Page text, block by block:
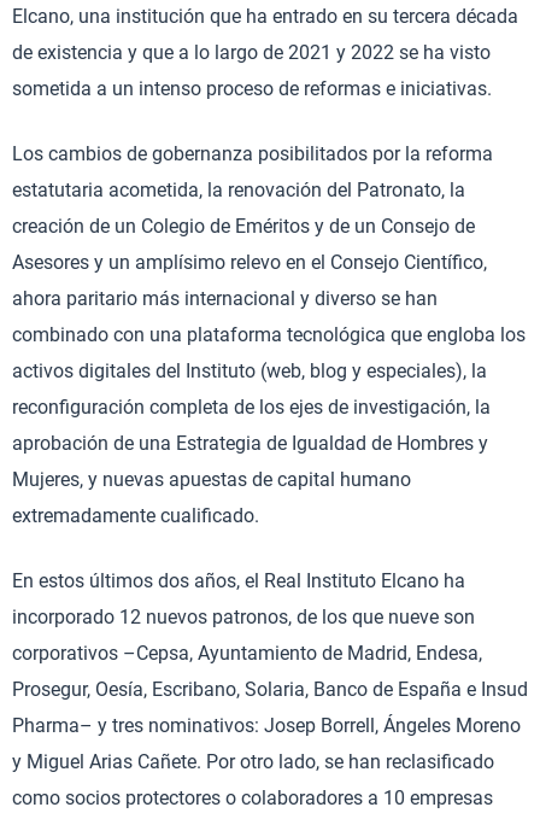
Elcano, una institución que ha entrado en su tercera década
de existencia y que a lo largo de 2021 y 2022 se ha visto
sometida a un intenso proceso de reformas e iniciativas.
Los cambios de gobernanza posibilitados por la reforma
estatutaria acometida, la renovación del Patronato, la
creación de un Colegio de Eméritos y de un Consejo de
Asesores y un amplísimo relevo en el Consejo Científico,
ahora paritario más internacional y diverso se han
combinado con una plataforma tecnológica que engloba los
activos digitales del Instituto (web, blog y especiales), la
reconfiguración completa de los ejes de investigación, la
aprobación de una Estrategia de Igualdad de Hombres y
Mujeres, y nuevas apuestas de capital humano
extremadamente cualificado.
En estos últimos dos años, el Real Instituto Elcano ha
incorporado 12 nuevos patronos, de los que nueve son
corporativos –Cepsa, Ayuntamiento de Madrid, Endesa,
Prosegur, Oesía, Escribano, Solaria, Banco de España e Insud
Pharma– y tres nominativos: Josep Borrell, Ángeles Moreno
y Miguel Arias Cañete. Por otro lado, se han reclasificado
como socios protectores o colaboradores a 10 empresas